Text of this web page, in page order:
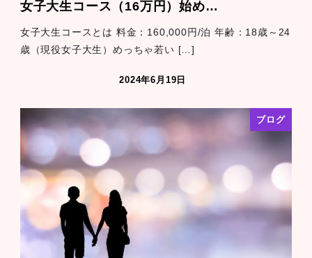
女子大生コース（16万円）始め…
女子大生コースとは 料金：160,000円/泊 年齢：18歳～24
歳（現役女子大生）めっちゃ若い […]
2024年6月19日
ブログ